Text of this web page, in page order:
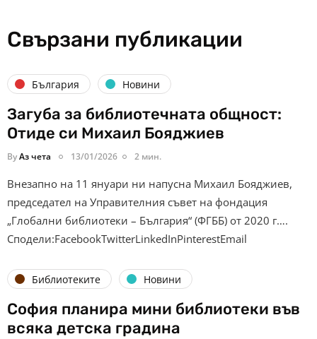
Свързани публикации
България Новини
Загуба за библиотечната общност:
Отиде си Михаил Бояджиев
ByАз чета 13/01/2026 2 мин.
Внезапно на 11 януари ни напусна Михаил Бояджиев,
председател на Управителния съвет на фондация
„Глобални библиотеки – България“ (ФГББ) от 2020 г….
Сподели:FacebookTwitterLinkedInPinterestEmail
Библиотеките Новини
София планира мини библиотеки във
всяка детска градина